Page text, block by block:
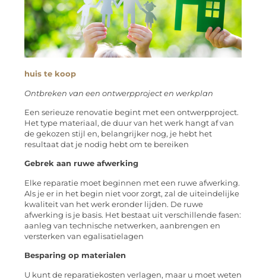
huis te koop
Ontbreken van een ontwerpproject en werkplan
Een serieuze renovatie begint met een ontwerpproject.
Het type materiaal, de duur van het werk hangt af van
de gekozen stijl en, belangrijker nog, je hebt het
resultaat dat je nodig hebt om te bereiken
Gebrek aan ruwe afwerking
Elke reparatie moet beginnen met een ruwe afwerking.
Als je er in het begin niet voor zorgt, zal de uiteindelijke
kwaliteit van het werk eronder lijden. De ruwe
afwerking is je basis. Het bestaat uit verschillende fasen:
aanleg van technische netwerken, aanbrengen en
versterken van egalisatielagen
Besparing op materialen
U kunt de reparatiekosten verlagen, maar u moet weten